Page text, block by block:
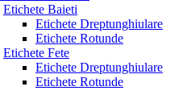
Etichete Baieti
Etichete Dreptunghiulare
Etichete Rotunde
Etichete Fete
Etichete Dreptunghiulare
Etichete Rotunde